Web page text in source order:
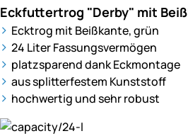
Eckfuttertrog "Derby" mit
Ecktrog mit Beißkante, grün
24 Liter Fassungsvermögen
platzsparend dank Eckmontage
aus splitterfestem Kunststoff
hochwertig und sehr robust